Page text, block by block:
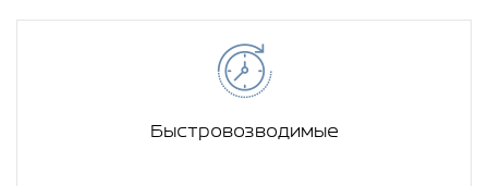
Быстровозводимые